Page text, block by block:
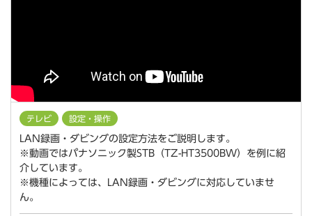
テレビ 設定・操作
LAN録画・ダビングの設定方法をご説明します。
※動画ではパナソニック製STB（TZ-HT3500BW）を例に紹
介しています。
※機種によっては、LAN録画・ダビングに対応していませ
ん。